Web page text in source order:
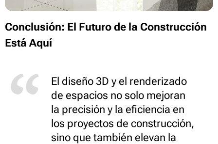
Conclusión: El Futuro de la Construcción
Está Aquí
El diseño 3D y el renderizado
de espacios no solo mejoran
la precisión y la eficiencia en
los proyectos de construcción,
sino que también elevan la